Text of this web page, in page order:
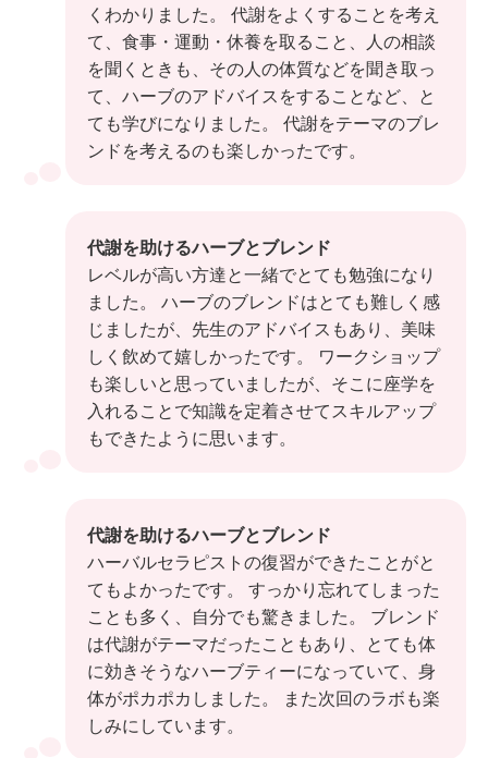
くわかりました。 代謝をよくすることを考え
て、食事・運動・休養を取ること、人の相談
を聞くときも、その人の体質などを聞き取っ
て、ハーブのアドバイスをすることなど、と
ても学びになりました。 代謝をテーマのブレ
ンドを考えるのも楽しかったです。
代謝を助けるハーブとブレンド
レベルが高い方達と一緒でとても勉強になり
ました。 ハーブのブレンドはとても難しく感
じましたが、先生のアドバイスもあり、美味
しく飲めて嬉しかったです。 ワークショップ
も楽しいと思っていましたが、そこに座学を
入れることで知識を定着させてスキルアップ
もできたように思います。
代謝を助けるハーブとブレンド
ハーバルセラピストの復習ができたことがと
てもよかったです。 すっかり忘れてしまった
ことも多く、自分でも驚きました。 ブレンド
は代謝がテーマだったこともあり、とても体
に効きそうなハーブティーになっていて、身
体がポカポカしました。 また次回のラボも楽
しみにしています。